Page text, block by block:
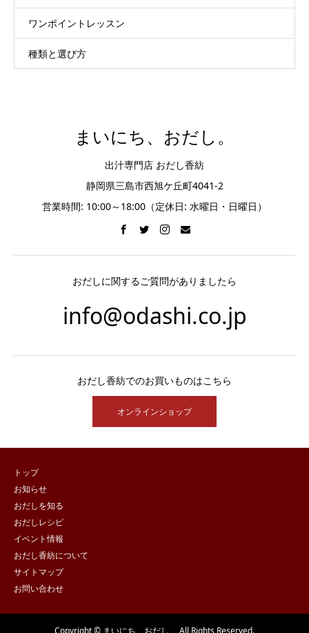
ワンポイントレッスン
種類と選び方
まいにち、おだし。
出汁専門店 おだし香紡
静岡県三島市西旭ケ丘町4041-2
営業時間: 10:00～18:00（定休日: 水曜日・日曜日）
おだしに関するご質問がありましたら
info@odashi.co.jp
おだし香紡でのお買いものはこちら
オンラインショップ
トップ
お知らせ
おだしを知る
おだしレシピ
イベント情報
おだし香紡について
サイトマップ
お問い合わせ
Copyright © まいにち、おだし。 All Rights Reserved.